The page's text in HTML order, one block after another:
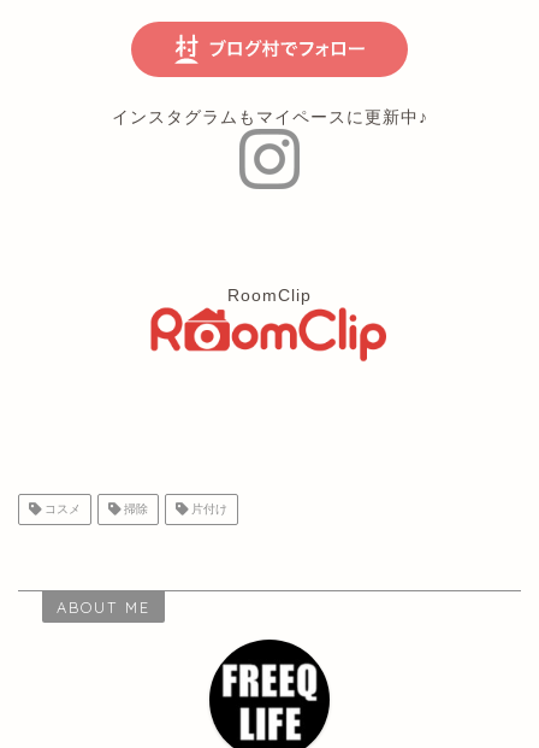
インスタグラムもマイペースに更新中♪
RoomClip
コスメ 掃除 片付け
ABOUT ME